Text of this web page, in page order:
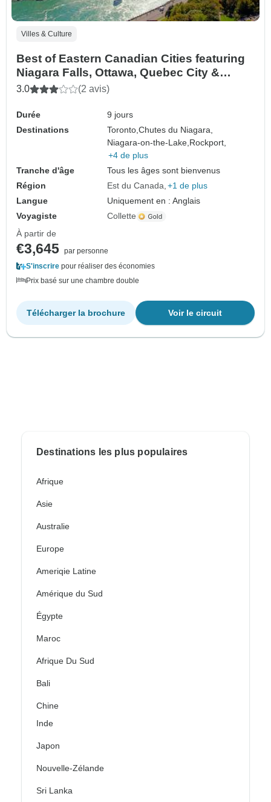
Villes & Culture
Best of Eastern Canadian Cities featuring
Niagara Falls, Ottawa, Quebec City &
Montreal (Toronto, ON to Montreal, QC)
3.0 (2 avis)
Durée
9 jours
Destinations
Toronto,Chutes du Niagara,
Niagara-on-the-Lake, Rockport,
+4 de plus
Tranche d'âge
Tous les âges sont bienvenus
Région
Est du Canada +1 de plus
Langue
Uniquement en : Anglais
Voyagiste
Collette
À partir de
€3,645 par personne
S'inscrire pour réaliser des économies
Prix basé sur une chambre double
Voir le circuit
Télécharger la brochure
Destinations les plus populaires
Afrique
Asie
Australie
Europe
Ameriqie Latine
Amérique du Sud
Égypte
Maroc
Afrique Du Sud
Bali
Chine
Inde
Japon
Nouvelle-Zélande
Sri Lanka